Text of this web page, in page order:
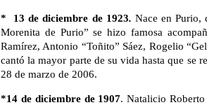
* 13 de diciembre de 1923. Nace en Purio,
Morenita de Purio” se hizo famosa
Ramírez, Antonio “Toñito” Sáez, Rogelio
cantó la mayor parte de su vida hasta que se
28 de marzo de 2006.
*14 de diciembre de 1907. Natalicio